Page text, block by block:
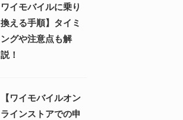
ワイモバイルに乗り
換える手順】タイミ
ングや注意点も解
説！
【ワイモバイルオン
ラインストアでの申